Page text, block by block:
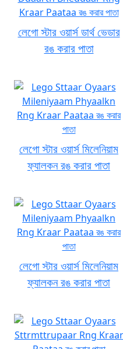
লেগো স্টার ওয়ার্স ডার্থ ভেডার
রঙ করার পাতা
লেগো স্টার ওয়ার্স মিলেনিয়াম
ফ্যালকন রঙ করার পাতা
লেগো স্টার ওয়ার্স মিলেনিয়াম
ফ্যালকন রঙ করার পাতা